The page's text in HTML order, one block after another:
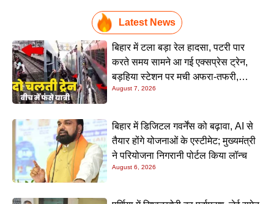
Latest News
बिहार में टला बड़ा रेल हादसा, पटरी पार
करते समय सामने आ गई एक्सप्रेस ट्रेन,
बड़हिया स्टेशन पर मची अफरा-तफरी,
यात्रियों की लापरवाही आई सामने
August 7, 2026
बिहार में डिजिटल गवर्नेंस को बढ़ावा, AI से
तैयार होंगे योजनाओं के एस्टीमेट; मुख्यमंत्री
ने परियोजना निगरानी पोर्टल किया लॉन्च
August 6, 2026